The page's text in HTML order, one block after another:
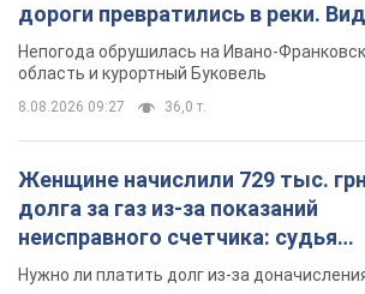
дороги превратились в реки.
Непогода обрушилась на Ивано-
область и курортный Буковель
8.08.2026 09:27 36,0 т.
Женщине начислили 729 тыс. грн
долга за газ из-за показаний
неисправного счетчика: судья
вынес неожиданное решение
Нужно ли платить долг из-за